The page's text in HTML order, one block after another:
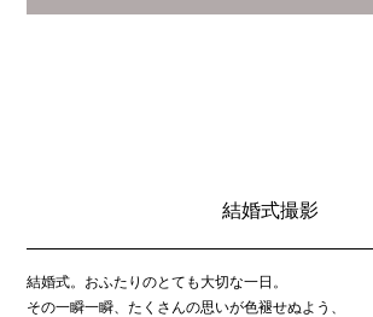
結婚式撮影
結婚式。おふたりのとても大切な一日。
その一瞬一瞬、たくさんの思いが色褪せぬよう、